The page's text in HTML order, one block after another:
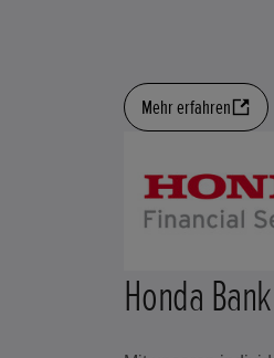
Mehr erfahren
Honda